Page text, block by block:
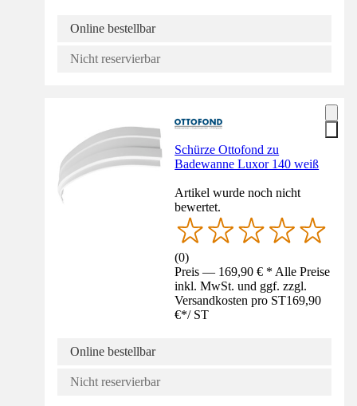
Online bestellbar
Nicht reservierbar
Schürze Ottofond zu
Badewanne Luxor 140 weiß
Artikel wurde noch nicht
bewertet.
(0)
Preis — 169,90 € * Alle Preise
inkl. MwSt. und ggf. zzgl.
Versandkosten pro ST169,90
€*/ ST
Online bestellbar
Nicht reservierbar